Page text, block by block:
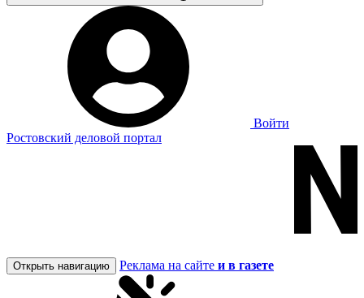
Войти
Ростовский деловой портал
Открыть навигацию Реклама на сайте и в газете